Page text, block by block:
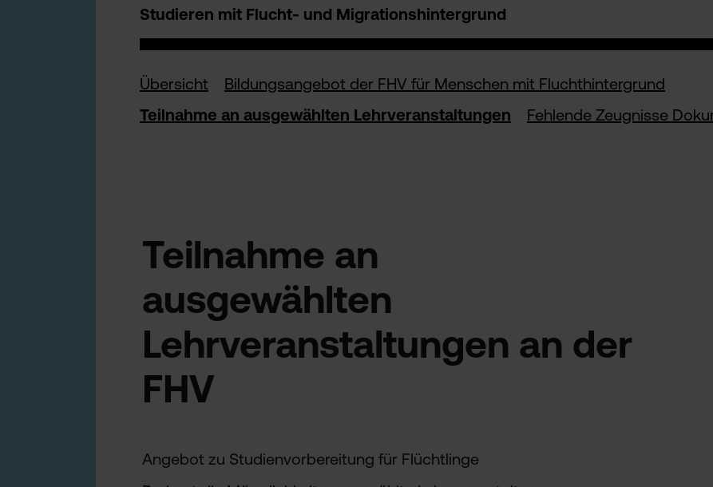
Studieren mit Flucht- und Migrationshintergrund
Übersicht
Bildungsangebot der FHV für Menschen mit Fluchthintergrund
Teilnahme an ausgewählten Lehrveranstaltungen
Fehlende Zeugnisse
Teilnahme an
ausgewählten
Lehrveranstaltungen an der
FHV
Angebot zu Studienvorbereitung für Flüchtlinge